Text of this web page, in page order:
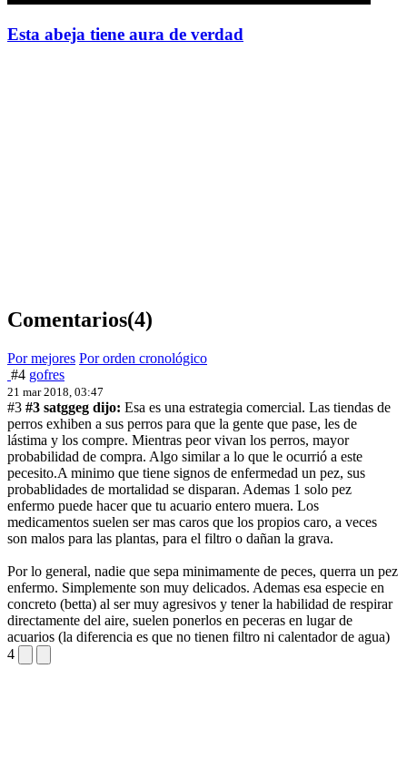
Esta abeja tiene aura de verdad
Comentarios(4)
Por mejores Por orden cronológico
#4 gofres
21 mar 2018, 03:47
#3 #3 satggeg dijo: Esa es una estrategia comercial. Las tiendas de
perros exhiben a sus perros para que la gente que pase, les de
lástima y los compre. Mientras peor vivan los perros, mayor
probabilidad de compra. Algo similar a lo que le ocurrió a este
pecesito.A minimo que tiene signos de enfermedad un pez, sus
probablidades de mortalidad se disparan. Ademas 1 solo pez
enfermo puede hacer que tu acuario entero muera. Los
medicamentos suelen ser mas caros que los propios caro, a veces
son malos para las plantas, para el filtro o dañan la grava.
Por lo general, nadie que sepa minimamente de peces, querra un pez
enfermo. Simplemente son muy delicados. Ademas esa especie en
concreto (betta) al ser muy agresivos y tener la habilidad de respirar
directamente del aire, suelen ponerlos en peceras en lugar de
acuarios (la diferencia es que no tienen filtro ni calentador de agua)
4